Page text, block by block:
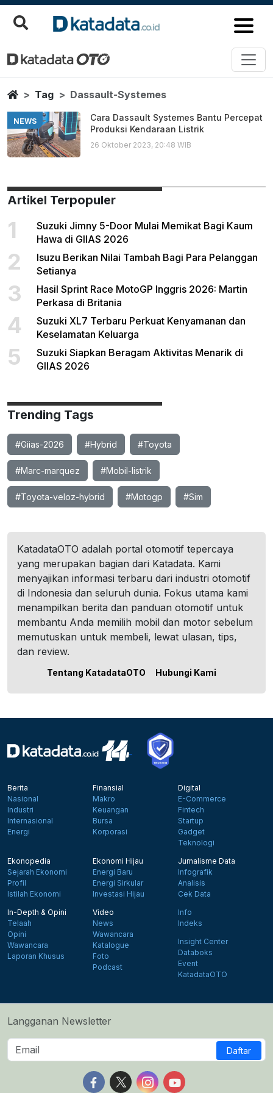
Dassault Systemes
Berita Terbaru
HomeTag Dassault-Systemes
NEWS
Cara Dassault Systemes Bantu Percepat
Produksi Kendaraan Listrik
26 Oktober 2023, 20:48 WIB
Artikel Terpopuler
1
Suzuki Jimny 5-Door Mulai Memikat Bagi Kaum
Hawa di GIIAS 2026
2
Isuzu Berikan Nilai Tambah Bagi Para Pelanggan
Setianya
3
Hasil Sprint Race MotoGP Inggris 2026: Martin
Perkasa di Britania
4
Suzuki XL7 Terbaru Perkuat Kenyamanan dan
Keselamatan Keluarga
5
Suzuki Siapkan Beragam Aktivitas Menarik di
GIIAS 2026
Trending Tags
#Giias-2026 #Hybrid #Toyota
#Marc-marquez #Mobil-listrik
#Toyota-veloz-hybrid #Motogp #Sim
KatadataOTO adalah portal otomotif tepercaya
yang merupakan bagian dari Katadata. Kami
menyajikan informasi terbaru dari industri otomotif
di Indonesia dan seluruh dunia. Fokus utama kami
menampilkan berita dan panduan otomotif untuk
membantu Anda memilih mobil dan motor sebelum
memutuskan untuk membeli, lewat ulasan, tips,
dan review.
Tentang KatadataOTO Hubungi Kami
Berita
Nasional
Industri
Internasional
Energi
Finansial
Makro
Keuangan
Bursa
Korporasi
Digital
E-Commerce
Fintech
Startup
Gadget
Teknologi
Ekonopedia
Sejarah Ekonomi
Profil
Istilah Ekonomi
Ekonomi Hijau
Energi Baru
Energi Sirkular
Investasi Hijau
Jurnalisme Data
Infografik
Analisis
Cek Data
In-Depth & Opini
Telaah
Opini
Wawancara
Laporan Khusus
Video
News
Wawancara
Katalogue
Foto
Podcast
Info
Indeks
Insight Center
Databoks
Event
KatadataOTO
Langganan Newsletter
Daftar
Follow us on Facebook
Follow us on X
Follow us on Instagram
Follow us on